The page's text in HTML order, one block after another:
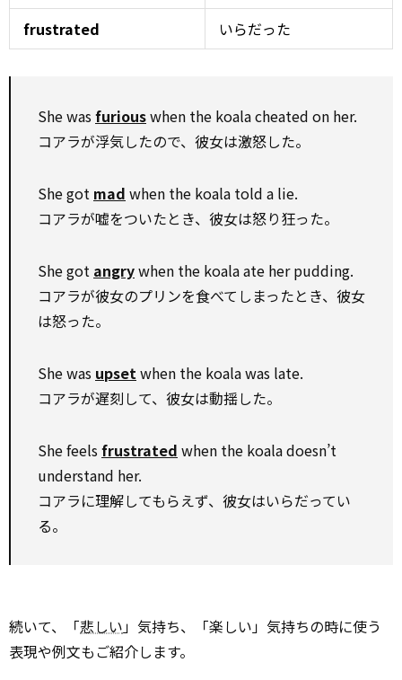
frustrated
いらだった
She was furiouswhen the koala cheated on her.
コアラが浮気したので、彼女は激怒した。
She got mad when the koala told a lie.
コアラが嘘をついたとき、彼女は怒り狂った。
She got angrywhen the koala ate her pudding.
コアラが彼女のプリンを食べてしまったとき、彼女
は怒った。
She was upsetwhen the koala was late.
コアラが遅刻して、彼女は動揺した。
She feels frustrated when the koala doesn’t
understand her.
コアラに理解してもらえず、彼女はいらだってい
る。
続いて、「悲しい」気持ち、「楽しい」気持ちの時に使う
表現や例文もご紹介します。